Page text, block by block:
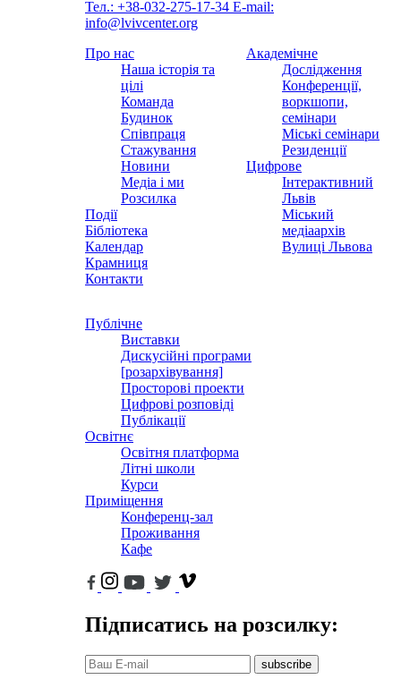
Тел.: +38-032-275-17-34 E-mail:
info@lvivcenter.org
Про нас
Наша історія та
цілі
Команда
Будинок
Співпраця
Стажування
Новини
Медіа і ми
Розсилка
Події
Бібліотека
Календар
Крамниця
Контакти
Академічне
Дослідження
Конференції,
воркшопи,
семінари
Міські семінари
Резиденції
Цифрове
Інтерактивний
Львів
Міський
медіаархів
Вулиці Львова
Публічне
Виставки
Дискусійні програми
[розархівування]
Просторові проекти
Цифрові розповіді
Публікації
Освітнє
Освітня платформа
Літні школи
Курси
Приміщення
Конференц-зал
Проживання
Кафе
Підписатись на розсилку:
subscribe